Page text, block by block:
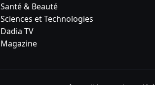
Santé & Beauté
Sciences et Technologies
Dadia TV
Magazine